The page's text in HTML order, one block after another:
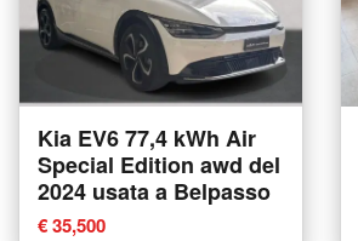
Kia EV6 77,4 kWh Air
Special Edition awd del
2024 usata a Belpasso
€ 35,500